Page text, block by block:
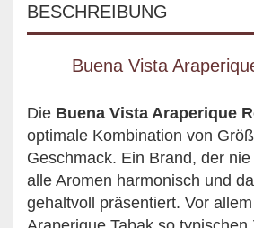
BESCHREIBUNG
Buena Vista
Die Buena Vista Araperique
optimale Kombination von
Geschmack. Ein Brand, der
alle Aromen harmonisch und
gehaltvoll präsentiert. Vor